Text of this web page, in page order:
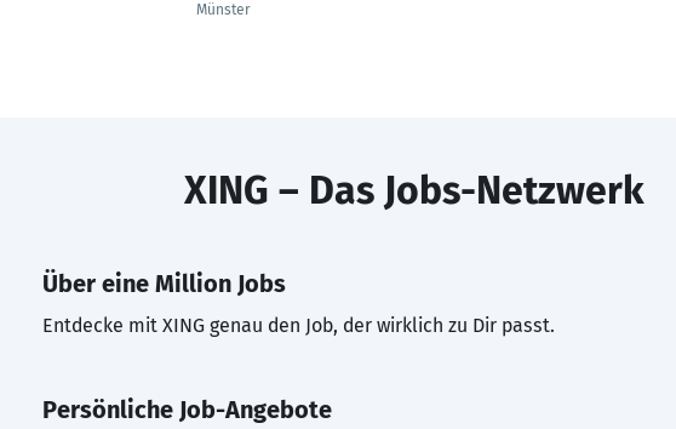
Münster
XING – Das Jobs-Netzwerk
Über eine Million Jobs
Entdecke mit XING genau den Job, der wirklich zu Dir passt.
Persönliche Job-Angebote